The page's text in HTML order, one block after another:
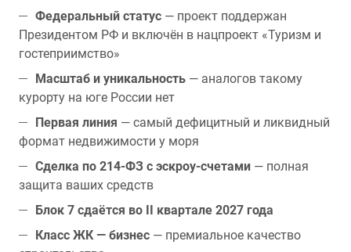
Федеральный статус — проект поддержан
Президентом РФ и включён в нацпроект «Туризм и
гостеприимство»
Масштаб и уникальность — аналогов такому
курорту на юге России нет
Первая линия — самый дефицитный и ликвидный
формат недвижимости у моря
Сделка по 214-ФЗ с эскроу-счетами — полная
защита ваших средств
Блок 7 сдаётся во II квартале 2027 года
Класс ЖК — бизнес — премиальное качество